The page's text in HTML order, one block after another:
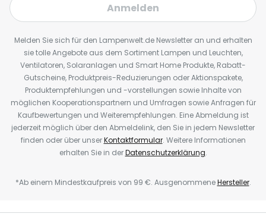
Anmelden
Melden Sie sich für den Lampenwelt.de Newsletter an und erhalten
sie tolle Angebote aus dem Sortiment Lampen und Leuchten,
Ventilatoren, Solaranlagen und Smart Home Produkte, Rabatt-
Gutscheine, Produktpreis-Reduzierungen oder Aktionspakete,
Produktempfehlungen und -vorstellungen sowie Inhalte von
möglichen Kooperationspartnern und Umfragen sowie Anfragen für
Kaufbewertungen und Weiterempfehlungen. Eine Abmeldung ist
jederzeit möglich über den Abmeldelink, den Sie in jedem Newsletter
finden oder über unserKontaktformular. Weitere Informationen
erhalten Sie in derDatenschutzerklärung.
*Ab einem Mindestkaufpreis von 99 €. AusgenommeneHersteller.